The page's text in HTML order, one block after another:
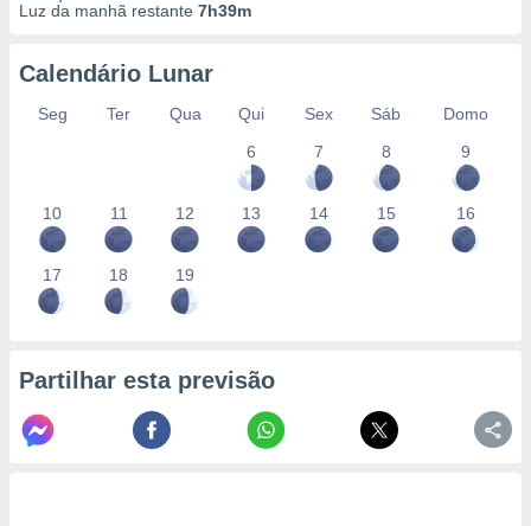
Luz da manhã restante 7h39m
Calendário Lunar
Seg Ter Qua Qui Sex Sáb
Domo
6
7 8 9
10 11 12 13 14 15 16
17 18 19
Partilhar esta previsão